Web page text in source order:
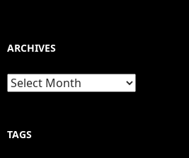
ARCHIVES
Archives
TAGS